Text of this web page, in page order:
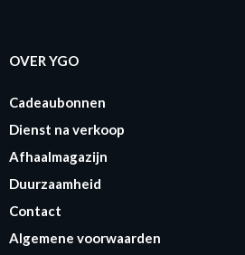
OVER YGO
Cadeaubonnen
Dienst na verkoop
Afhaalmagazijn
Duurzaamheid
Contact
Algemene voorwaarden